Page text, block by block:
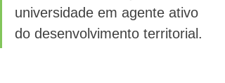
universidade em agente ativo
do desenvolvimento territorial.